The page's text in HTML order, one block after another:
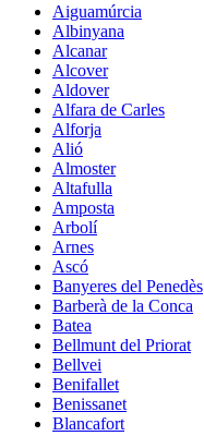
Aiguamúrcia
Albinyana
Alcanar
Alcover
Aldover
Alfara de Carles
Alforja
Alió
Almoster
Altafulla
Amposta
Arbolí
Arnes
Ascó
Banyeres del Penedès
Barberà de la Conca
Batea
Bellmunt del Priorat
Bellvei
Benifallet
Benissanet
Blancafort